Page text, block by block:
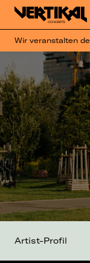
Wir veranstalten
Artist-Profil